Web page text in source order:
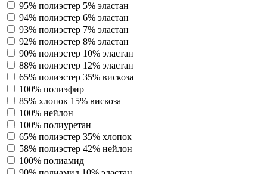
95% полиэстер 5% эластан
94% полиэстер 6% эластан
93% полиэстер 7% эластан
92% полиэстер 8% эластан
90% полиэстер 10% эластан
88% полиэстер 12% эластан
65% полиэстер 35% вискоза
100% полиэфир
85% хлопок 15% вискоза
100% нейлон
100% полиуретан
65% полиэстер 35% хлопок
58% полиэстер 42% нейлон
100% полиамид